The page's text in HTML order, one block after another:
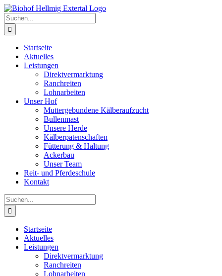
Zum
Inhalt
springen
Suche
nach:
Startseite
Aktuelles
Leistungen
Direktvermarktung
Ranchreiten
Lohnarbeiten
Unser Hof
Muttergebundene Kälberaufzucht
Bullenmast
Unsere Herde
Kälberpatenschaften
Fütterung & Haltung
Ackerbau
Unser Team
Reit- und Pferdeschule
Kontakt
Suche
nach:
Startseite
Aktuelles
Leistungen
Direktvermarktung
Ranchreiten
Lohnarbeiten